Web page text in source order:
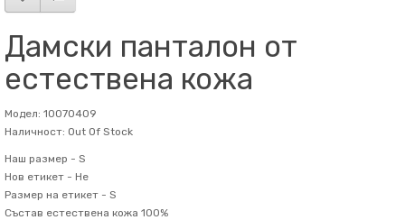
Дамски панталон от
естествена кожа
Модел: 10070409
Наличност: Out Of Stock
Наш размер - S
Нов етикет - Не
Размер на етикет - S
Състав естествена кожа 100%